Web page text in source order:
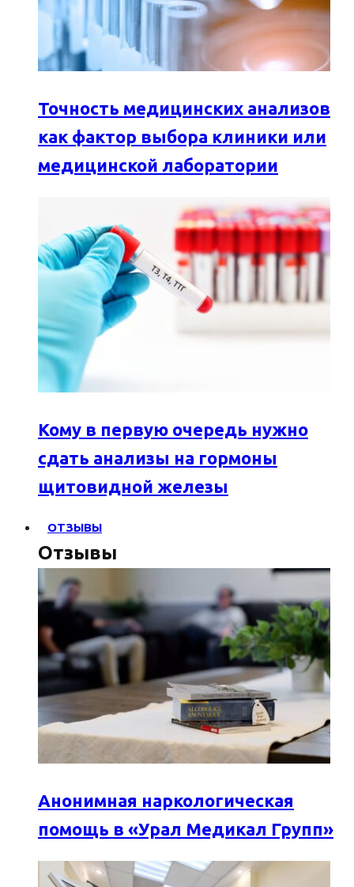
Точность медицинских анализов
как фактор выбора клиники или
медицинской лаборатории
Кому в первую очередь нужно
сдать анализы на гормоны
щитовидной железы
ОТЗЫВЫ
Отзывы
Анонимная наркологическая
помощь в «Урал Медикал Групп»